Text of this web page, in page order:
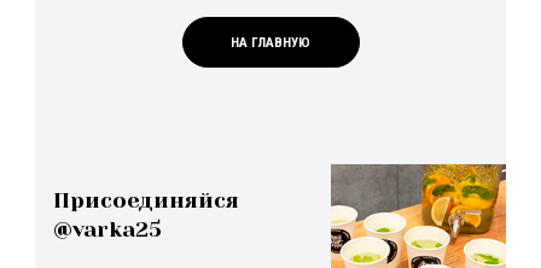
НА ГЛАВНУЮ
Присоединяйся
@varka25